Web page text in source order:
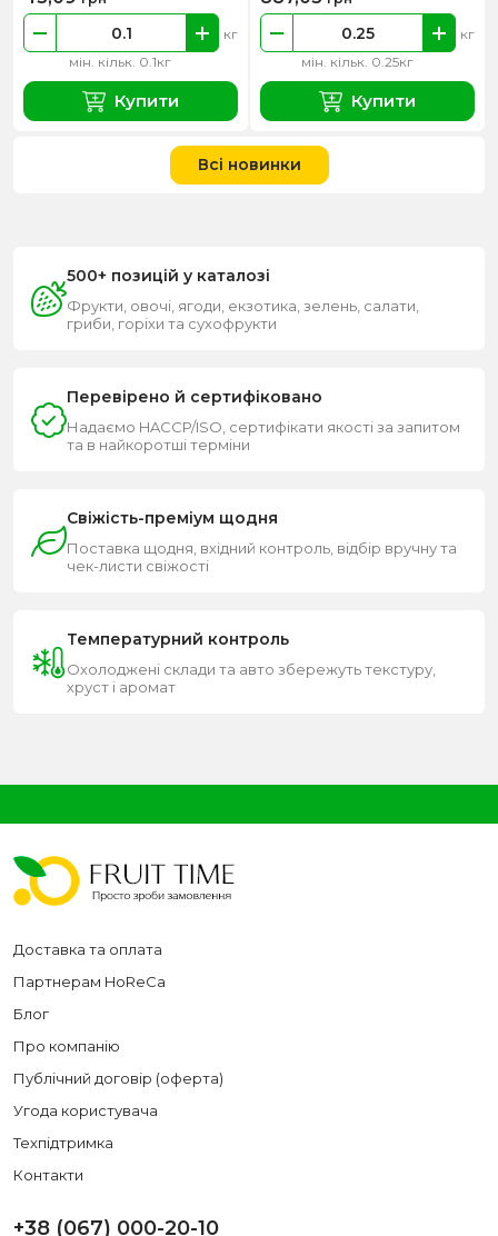
мін. кільк. 0.1кг
кг
Купити
мін. кільк. 0.25кг
кг
Купити
Всі новинки
500+ позицій у каталозі
Фрукти, овочі, ягоди, екзотика, зелень, салати,
гриби, горіхи та сухофрукти
Перевірено й сертифіковано
Надаємо HACCP/ISO, сертифікати якості за запитом
та в найкоротші терміни
Свіжість-преміум щодня
Поставка щодня, вхідний контроль, відбір вручну та
чек-листи свіжості
Температурний контроль
Охолоджені склади та авто збережуть текстуру,
хруст і аромат
Доставка та оплата
Партнерам HoReCa
Блог
Про компанію
Публічний договір (оферта)
Угода користувача
Техпідтримка
Контакти
+38 (067) 000-20-10